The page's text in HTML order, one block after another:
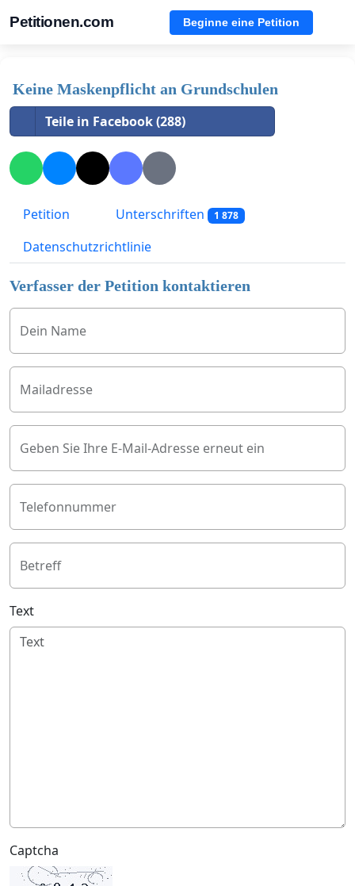
Petitionen.com Beginne eine Petition
Keine Maskenpflicht an Grundschulen
Teile in Facebook (288)
Petition Unterschriften 1 878
Datenschutzrichtlinie
Verfasser der Petition kontaktieren
Dein Name
Mailadresse
Geben Sie Ihre E-Mail-Adresse erneut ein
Telefonnummer
Betreff
Text
Captcha